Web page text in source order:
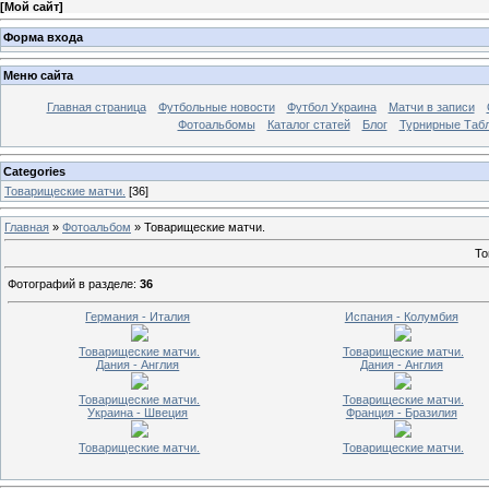
[Мой сайт]
Форма входа
Меню сайта
Главная страница Футбольные новости Футбол Украина Матчи в записи
Фотоальбомы
Каталог статей Блог Турнирные
Categories
Товарищеские матчи. [36]
Главная » Фотоальбом » Товарищеские матчи.
Фотографий в разделе: 36
Германия - Италия
Товарищеские матчи.
Испания - Колумбия
Товарищеские матчи.
Дания - Англия
Товарищеские матчи.
Дания - Англия
Товарищеские матчи.
Украина - Швеция
Товарищеские матчи.
Франция - Бразилия
Товарищеские матчи.